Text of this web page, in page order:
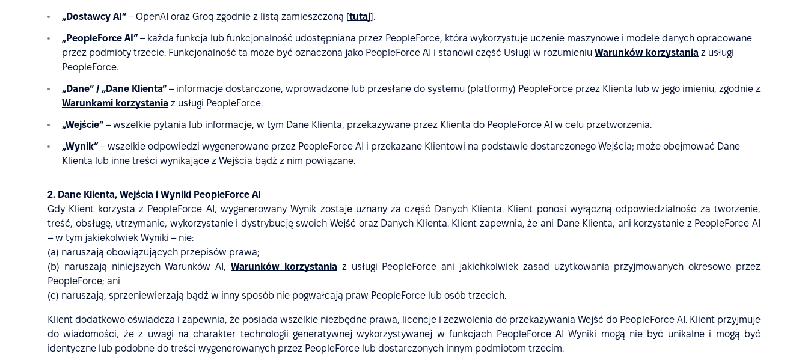
„Dostawcy AI” – OpenAI oraz Groq zgodnie z listą zamieszczoną [tutaj].
„PeopleForce AI” – każda funkcja lub funkcjonalność udostępniana przez PeopleForce, która wykorzystuje uczenie maszynowe i modele danych opracowane
przez podmioty trzecie. Funkcjonalność ta może być oznaczona jako PeopleForce AI i stanowi część Usługi w rozumieniu Warunków korzystania z usługi
PeopleForce.
„Dane” / „Dane Klienta” – informacje dostarczone, wprowadzone lub przesłane do systemu (platformy) PeopleForce przez Klienta lub w jego imieniu, zgodnie z
Warunkami korzystania z usługi PeopleForce.
„Wejście” – wszelkie pytania lub informacje, w tym Dane Klienta, przekazywane przez Klienta do PeopleForce AI w celu przetworzenia.
„Wynik” – wszelkie odpowiedzi wygenerowane przez PeopleForce AI i przekazane Klientowi na podstawie dostarczonego Wejścia; może obejmować Dane
Klienta lub inne treści wynikające z Wejścia bądź z nim powiązane.
2. Dane Klienta, Wejścia i Wyniki PeopleForce AI
Gdy Klient korzysta z PeopleForce AI, wygenerowany Wynik zostaje uznany za część Danych Klienta. Klient ponosi wyłączną odpowiedzialność za tworzenie,
treść, obsługę, utrzymanie, wykorzystanie i dystrybucję swoich Wejść oraz Danych Klienta. Klient zapewnia, że ani Dane Klienta, ani korzystanie z PeopleForce AI
– w tym jakiekolwiek Wyniki – nie:
(a) naruszają obowiązujących przepisów prawa;
(b) naruszają niniejszych Warunków AI,Warunków korzystaniaz usługi PeopleForce ani jakichkolwiek zasad użytkowania przyjmowanych okresowo przez
PeopleForce; ani
(c) naruszają, sprzeniewierzają bądź w inny sposób nie pogwałcają praw PeopleForce lub osób trzecich.
Klient dodatkowo oświadcza i zapewnia, że posiada wszelkie niezbędne prawa, licencje i zezwolenia do przekazywania Wejść do PeopleForce AI. Klient przyjmuje
do wiadomości, że z uwagi na charakter technologii generatywnej wykorzystywanej w funkcjach PeopleForce AI Wyniki mogą nie być unikalne i mogą być
identyczne lub podobne do treści wygenerowanych przez PeopleForce lub dostarczonych innym podmiotom trzecim.